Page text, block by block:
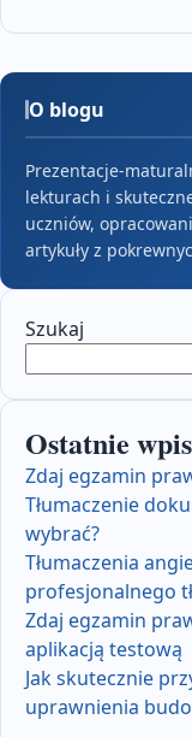
O blogu
Prezentacje-
lekturach i
uczniów,
artykuły z
Szukaj
Ostatnie
Zdaj egzamin
Tłumaczenie
wybrać?
Tłumaczenia
profesjonalnego
Zdaj egzamin
aplikacją testową
Jak skutecznie
uprawnienia